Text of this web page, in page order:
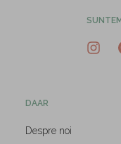
DAAR
Despre noi